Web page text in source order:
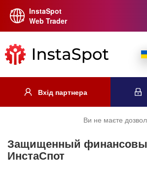
InstaSpot
Web Trader
Вхід партнера
Ви не маєте
Защищенный
ИнстаСпот